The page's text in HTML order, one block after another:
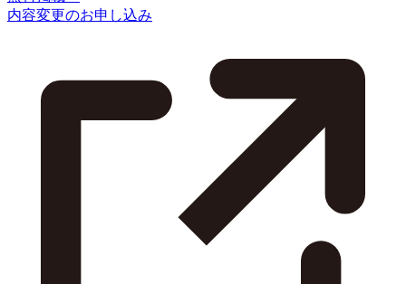
内容変更のお申し込み